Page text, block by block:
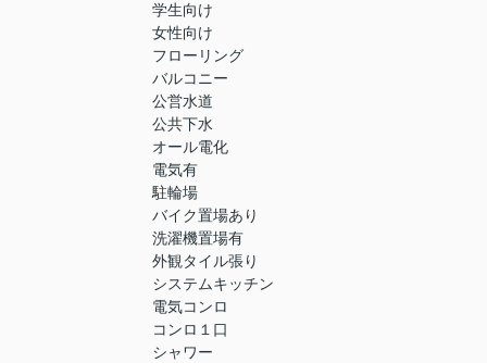
学生向け
女性向け
フローリング
バルコニー
公営水道
公共下水
オール電化
電気有
駐輪場
バイク置場あり
洗濯機置場有
外観タイル張り
システムキッチン
電気コンロ
コンロ１口
シャワー